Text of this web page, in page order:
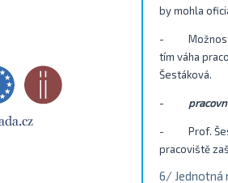
by mohla
- Možnost
tím váha
Šestáková.
-
- Prof.
pracoviště
6/ Jednotná